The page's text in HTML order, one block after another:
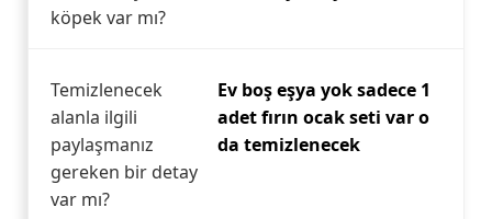
köpek var mı?
Temizlenecek
alanla ilgili
paylaşmanız
gereken bir detay
var mı?
Ev boş eşya yok sadece 1
adet fırın ocak seti var o
da temizlenecek